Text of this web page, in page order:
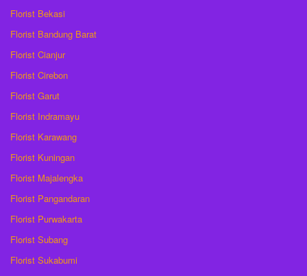
Florist Bekasi
Florist Bandung Barat
Florist Cianjur
Florist Cirebon
Florist Garut
Florist Indramayu
Florist Karawang
Florist Kuningan
Florist Majalengka
Florist Pangandaran
Florist Purwakarta
Florist Subang
Florist Sukabumi